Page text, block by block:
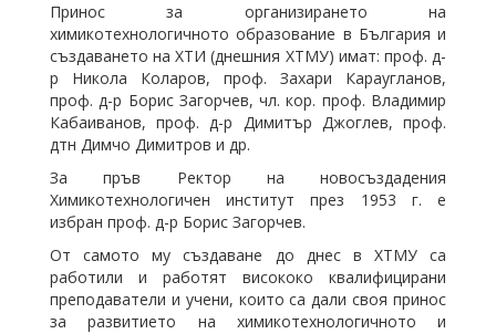
Принос за организирането на
химикотехнологичното образование в България и
създаването на ХТИ (днешния ХТМУ) имат: проф. д-
р Никола Коларов, проф. Захари Караугланов,
проф. д-р Борис Загорчев, чл. кор. проф. Владимир
Кабаиванов, проф. д-р Димитър Джоглев, проф.
дтн Димчо Димитров и др.
За пръв Ректор на новосъздадения
Химикотехнологичен институт през 1953 г. е
избран проф. д-р Борис Загорчев.
От самото му създаване до днес в ХТМУ са
работили и работят висококо квалифицирани
преподаватели и учени, които са дали своя принос
за развитието на химикотехнологичното и